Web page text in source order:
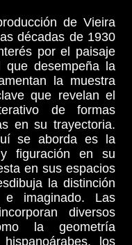
de Vieira
décadas de 1930
por el paisaje
desempeña la
la muestra
que revelan el
de formas
en su trayectoria.
se aborda es la
figuración en su
en sus espacios
la distinción
imaginado. Las
diversos
la geometría
los